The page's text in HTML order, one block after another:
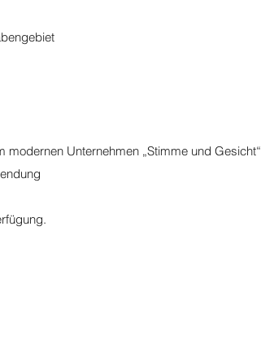
Unternehmen „Stimme und Gesicht“